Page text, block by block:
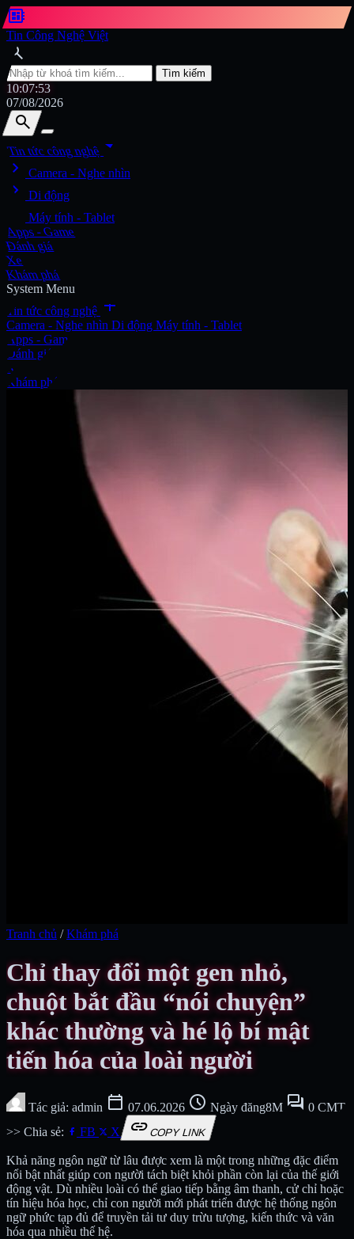
developer_board
Tin Công Nghệ Việt
search
Tìm kiếm
10:07:54
07/08/2026
search
search
Tin tức công nghệarrow_drop_down
chevron_right
Camera - Nghe nhìn
chevron_right Di động
Máy tính - Tablet
Apps - Game
Đánh giá
Xe
Khám phá
System Menu
Tin tức công nghệ add
Camera - Nghe nhìn Di động Máy tính - Tablet
Apps - Game
Đánh giá
Xe
Khám phá
Tranh chủ / Khám phá
Chỉ thay đổi một gen nhỏ,
chuột bắt đầu “nói chuyện”
khác thường và hé lộ bí mật
tiến hóa của loài người
Tác giả: admin calendar_today 07.06.2026 schedule Ngày đăng8M forum 0 CMT
>> Chia sẻ:
FB X linkCOPY LINK
Khả năng ngôn ngữ từ lâu được xem là một trong những đặc điểm
nổi bật nhất giúp con người tách biệt khỏi phần còn lại của thế giới
động vật. Dù nhiều loài có thể giao tiếp bằng âm thanh, cử chỉ hoặc
tín hiệu hóa học, chỉ con người mới phát triển được hệ thống ngôn
ngữ phức tạp đủ để truyền tải tư duy trừu tượng, kiến thức và văn
hóa qua nhiều thế hệ.